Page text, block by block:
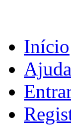
Início
Ajuda